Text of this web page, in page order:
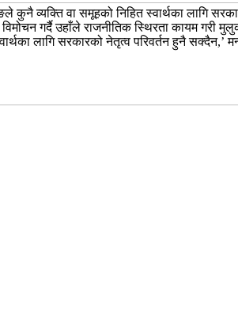
वा समूहको निहित स्वार्थका लागि
गर्दै उहाँले राजनीतिक स्थिरता कायम गरी
लागि सरकारको नेतृत्व परिवर्तन हुनै